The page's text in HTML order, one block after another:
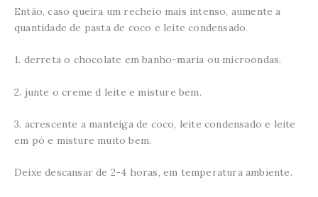
Então, caso queira um recheio mais intenso, aumente a
quantidade de pasta de coco e leite condensado.
1. derreta o chocolate em banho-maria ou microondas.
2. junte o creme d leite e misture bem.
3. acrescente a manteiga de coco, leite condensado e leite
em pó e misture muito bem.
Deixe descansar de 2-4 horas, em temperatura ambiente.